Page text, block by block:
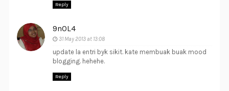
Reply
9n0L4
31 May 2013 at 13:08
update la entri byk sikit. kate membuak buak mood
blogging. hehehe.
Reply